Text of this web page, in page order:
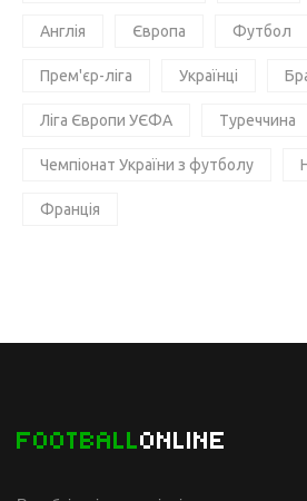
Англія Європа Футбол
Прем'єр-ліга Українці
Ліга Європи УЄФА Туреччина
Чемпіонат України з футболу
Франція
FOOTBALLONLINE